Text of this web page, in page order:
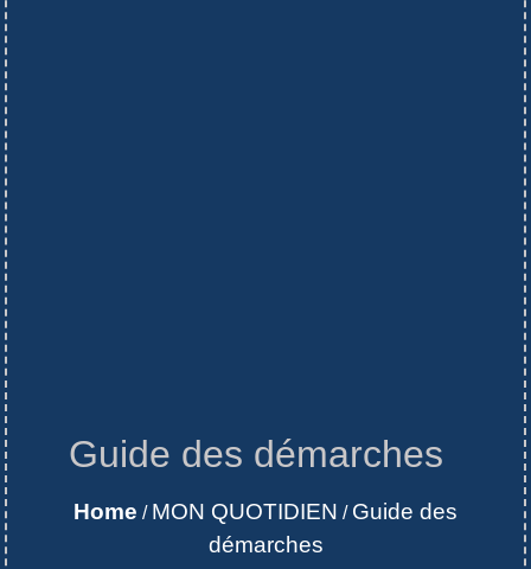
Guide des démarches
Home / MON QUOTIDIEN / Guide des
démarches